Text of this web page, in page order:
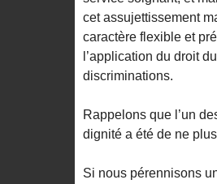
cet assujettissement
caractère flexible et
l’application du droit
discriminations.
Rappelons que l’un
dignité a été de ne
Si nous pérennisons